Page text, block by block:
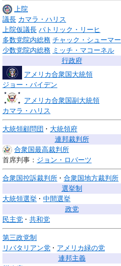
上院
議長 カマラ・ハリス
上院仮議長 パトリック・リーヒ
多数党院内総務 チャック・シューマー
少数党院内総務 ミッチ・マコーネル
行政府
アメリカ合衆国大統領
ジョー・バイデン
アメリカ合衆国副大統領
カマラ・ハリス
大統領顧問団
大統領府
連邦裁判所
合衆国最高裁判所
首席判事： ジョン・ロバーツ
合衆国控訴裁判所
合衆国地方裁判所
選挙制
大統領選挙
中間選挙
政党
民主党
共和党
第三政党制
リバタリアン党
アメリカ緑の党
連邦主義